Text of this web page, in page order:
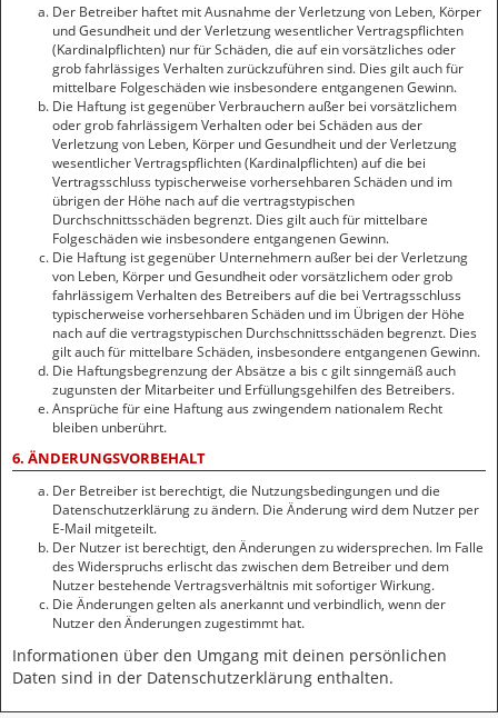
Der Betreiber haftet mit Ausnahme der Verletzung von Leben, Körper
und Gesundheit und der Verletzung wesentlicher Vertragspflichten
(Kardinalpflichten) nur für Schäden, die auf ein vorsätzliches oder
grob fahrlässiges Verhalten zurückzuführen sind. Dies gilt auch für
mittelbare Folgeschäden wie insbesondere entgangenen Gewinn.
Die Haftung ist gegenüber Verbrauchern außer bei vorsätzlichem
oder grob fahrlässigem Verhalten oder bei Schäden aus der
Verletzung von Leben, Körper und Gesundheit und der Verletzung
wesentlicher Vertragspflichten (Kardinalpflichten) auf die bei
Vertragsschluss typischerweise vorhersehbaren Schäden und im
übrigen der Höhe nach auf die vertragstypischen
Durchschnittsschäden begrenzt. Dies gilt auch für mittelbare
Folgeschäden wie insbesondere entgangenen Gewinn.
Die Haftung ist gegenüber Unternehmern außer bei der Verletzung
von Leben, Körper und Gesundheit oder vorsätzlichem oder grob
fahrlässigem Verhalten des Betreibers auf die bei Vertragsschluss
typischerweise vorhersehbaren Schäden und im Übrigen der Höhe
nach auf die vertragstypischen Durchschnittsschäden begrenzt. Dies
gilt auch für mittelbare Schäden, insbesondere entgangenen Gewinn.
Die Haftungsbegrenzung der Absätze a bis c gilt sinngemäß auch
zugunsten der Mitarbeiter und Erfüllungsgehilfen des Betreibers.
Ansprüche für eine Haftung aus zwingendem nationalem Recht
bleiben unberührt.
6. ÄNDERUNGSVORBEHALT
Der Betreiber ist berechtigt, die Nutzungsbedingungen und die
Datenschutzerklärung zu ändern. Die Änderung wird dem Nutzer per
E-Mail mitgeteilt.
Der Nutzer ist berechtigt, den Änderungen zu widersprechen. Im Falle
des Widerspruchs erlischt das zwischen dem Betreiber und dem
Nutzer bestehende Vertragsverhältnis mit sofortiger Wirkung.
Die Änderungen gelten als anerkannt und verbindlich, wenn der
Nutzer den Änderungen zugestimmt hat.
Informationen über den Umgang mit deinen persönlichen
Daten sind in der Datenschutzerklärung enthalten.